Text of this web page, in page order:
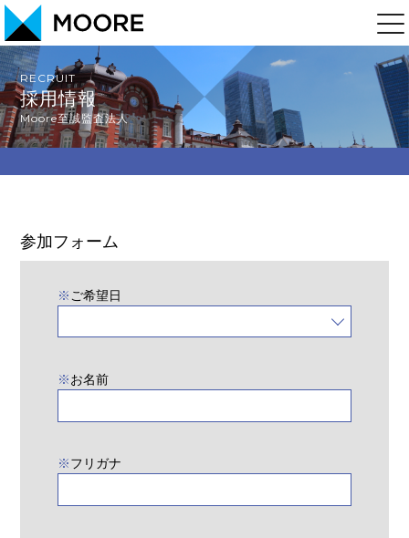
RECRUIT
採用情報
Moore至誠監査法人
参加フォーム
※ご希望日
※お名前
※フリガナ